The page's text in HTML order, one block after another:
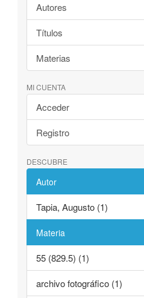
Autores
Títulos
Materias
MI CUENTA
Acceder
Registro
DESCUBRE
Autor
Tapia, Augusto (1)
Materia
55 (829.5) (1)
archivo fotográfico (1)